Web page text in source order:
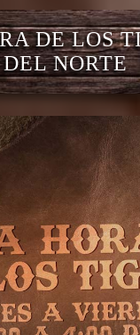
DE LOS
DEL NORTE